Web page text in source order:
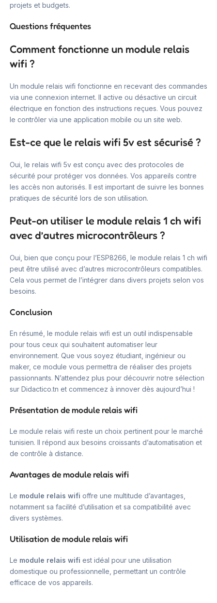
projets et budgets.
Questions fréquentes
Comment fonctionne un module relais
wifi ?
Un module relais wifi fonctionne en recevant des commandes
via une connexion internet. Il active ou désactive un circuit
électrique en fonction des instructions reçues. Vous pouvez
le contrôler via une application mobile ou un site web.
Est-ce que le relais wifi 5v est sécurisé ?
Oui, le relais wifi 5v est conçu avec des protocoles de
sécurité pour protéger vos données. Vos appareils contre
les accès non autorisés. Il est important de suivre les bonnes
pratiques de sécurité lors de son utilisation.
Peut-on utiliser le module relais 1 ch wifi
avec d’autres microcontrôleurs ?
Oui, bien que conçu pour l’ESP8266, le module relais 1 ch wifi
peut être utilisé avec d’autres microcontrôleurs compatibles.
Cela vous permet de l’intégrer dans divers projets selon vos
besoins.
Conclusion
En résumé, le module relais wifi est un outil indispensable
pour tous ceux qui souhaitent automatiser leur
environnement. Que vous soyez étudiant, ingénieur ou
maker, ce module vous permettra de réaliser des projets
passionnants. N’attendez plus pour découvrir notre sélection
sur Didactico.tn et commencez à innover dès aujourd’hui !
Présentation de module relais wifi
Le module relais wifi reste un choix pertinent pour le marché
tunisien. Il répond aux besoins croissants d’automatisation et
de contrôle à distance.
Avantages de module relais wifi
Le module relais wifi offre une multitude d’avantages,
notamment sa facilité d’utilisation et sa compatibilité avec
divers systèmes.
Utilisation de module relais wifi
Le module relais wifi est idéal pour une utilisation
domestique ou professionnelle, permettant un contrôle
efficace de vos appareils.